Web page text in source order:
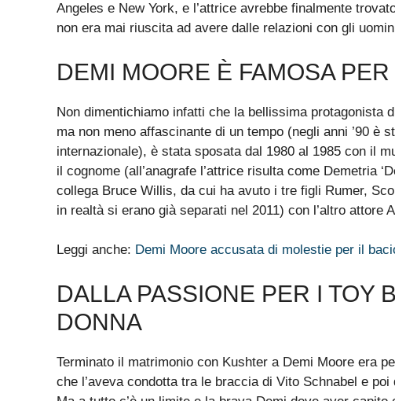
Angeles e New York, e l’attrice avrebbe finalmente
non era mai riuscita ad avere dalle relazioni con gli
DEMI MOORE È FAMOSA
Non dimentichiamo infatti che la bellissima protagonista
ma non meno affascinante di un tempo (negli anni ’90 è
internazionale), è stata sposata dal 1980 al 1985 con il
il cognome (all’anagrafe l’attrice risulta come Demetria
collega Bruce Willis, da cui ha avuto i tre figli Rumer,
in realtà si erano già separati nel 2011) con l’altro attore
Leggi anche: Demi Moore accusata di molestie per il
DALLA PASSIONE PER I TOY
DONNA
Terminato il matrimonio con Kushter a Demi Moore era
che l’aveva condotta tra le braccia di Vito Schnabel e